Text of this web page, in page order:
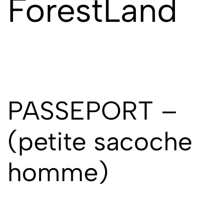
ForestLand
PASSEPORT –
(petite sacoche
homme)